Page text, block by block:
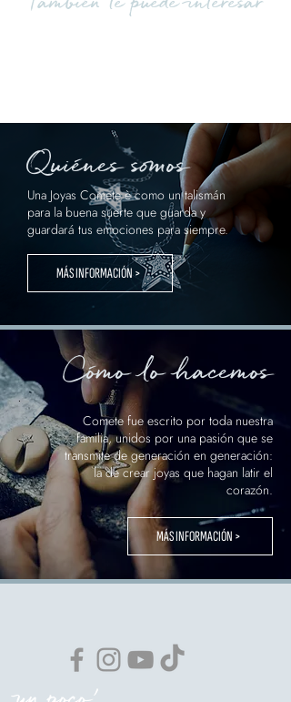
Quiénes somos
Una Joyas Comete è como un talismán
para la buena suerte que guarda y
guardará tus emociones para siempre.
MÁS INFORMACIÓN >
Cómo lo hacemos
.
Comete fue escrito por toda nuestra
familia, unidos por una pasión que se
transmite de generación en generación:
la de crear joyas que hagan latir el
corazón.
MÁS INFORMACIÓN >